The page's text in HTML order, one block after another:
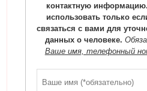
контактную
использовать только
связаться с вами для
данных о человеке.
Ваше имя, телефонный